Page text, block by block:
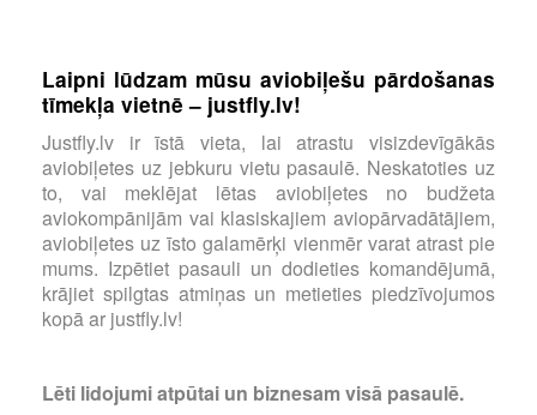
Laipni lūdzam mūsu aviobiļešu pārdošanas
tīmekļa vietnē – justfly.lv!
Justfly.lv ir īstā vieta, lai atrastu visizdevīgākās
aviobiļetes uz jebkuru vietu pasaulē. Neskatoties uz
to, vai meklējat lētas aviobiļetes no budžeta
aviokompānijām vai klasiskajiem aviopārvadātājiem,
aviobiļetes uz īsto galamērķi vienmēr varat atrast pie
mums. Izpētiet pasauli un dodieties komandējumā,
krājiet spilgtas atmiņas un metieties piedzīvojumos
kopā ar justfly.lv!
Lēti lidojumi atpūtai un biznesam visā pasaulē.